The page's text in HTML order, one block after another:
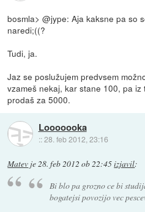
bosmla> @jype: Aja kaksne pa so
naredi;((?
Tudi, ja.
Jaz se poslužujem predvsem
vzameš nekaj, kar stane 100, pa
prodaš za 5000.
Looooooka
::28. feb 2012, 23:16
Matev je28. feb 2012 ob 22:45izjavil:
Bi blo pa grozno ce bi
bogatejsi povozijo vec